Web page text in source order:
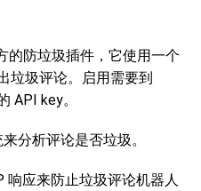
的防垃圾插件，它使用一个
垃圾评论。启用需要到
API key。
分析评论是否垃圾。
响应来防止垃圾评论机器人